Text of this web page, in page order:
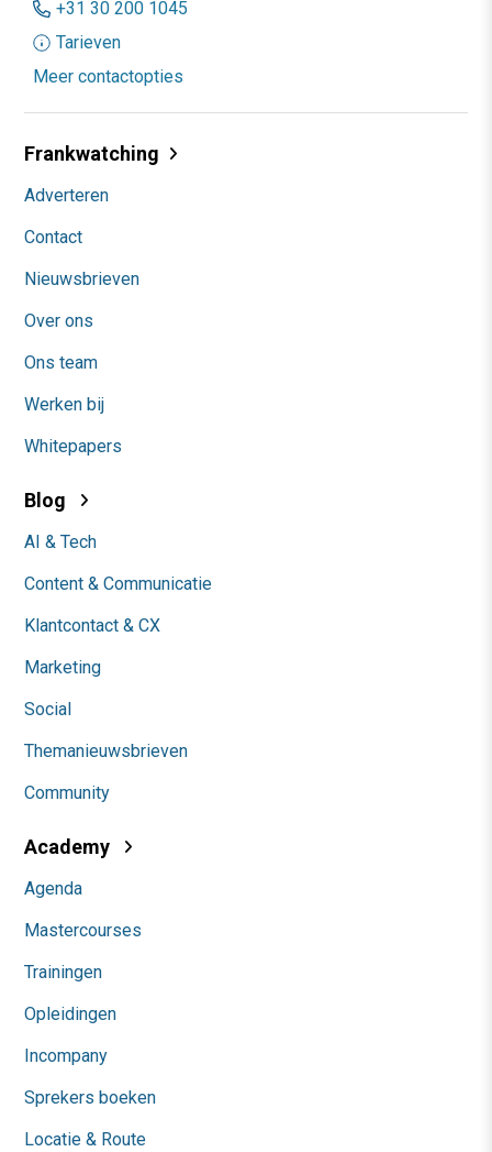
+31 30 200 1045
Tarieven
Meer contactopties
Frankwatching
Adverteren
Contact
Nieuwsbrieven
Over ons
Ons team
Werken bij
Whitepapers
Blog
AI & Tech
Content & Communicatie
Klantcontact & CX
Marketing
Social
Themanieuwsbrieven
Community
Academy
Agenda
Mastercourses
Trainingen
Opleidingen
Incompany
Sprekers boeken
Locatie & Route